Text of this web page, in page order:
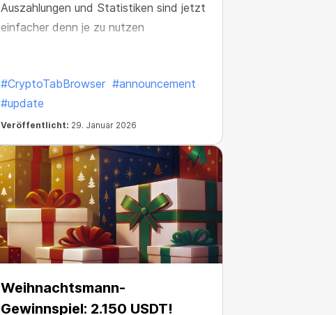
Auszahlungen und Statistiken sind jetzt
einfacher denn je zu nutzen
#CryptoTabBrowser #announcement
#update
Veröffentlicht: 29. Januar 2026
Weihnachtsmann-
Gewinnspiel: 2.150 USDT!